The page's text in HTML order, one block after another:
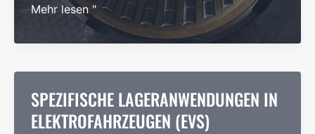
Die
entscheidende
Rolle
Lagern
in
Walzwerken
für
Mehr lesen "
SPEZIFISCHE LAGERANWENDUNGEN IN
ELEKTROFAHRZEUGEN (EVS)